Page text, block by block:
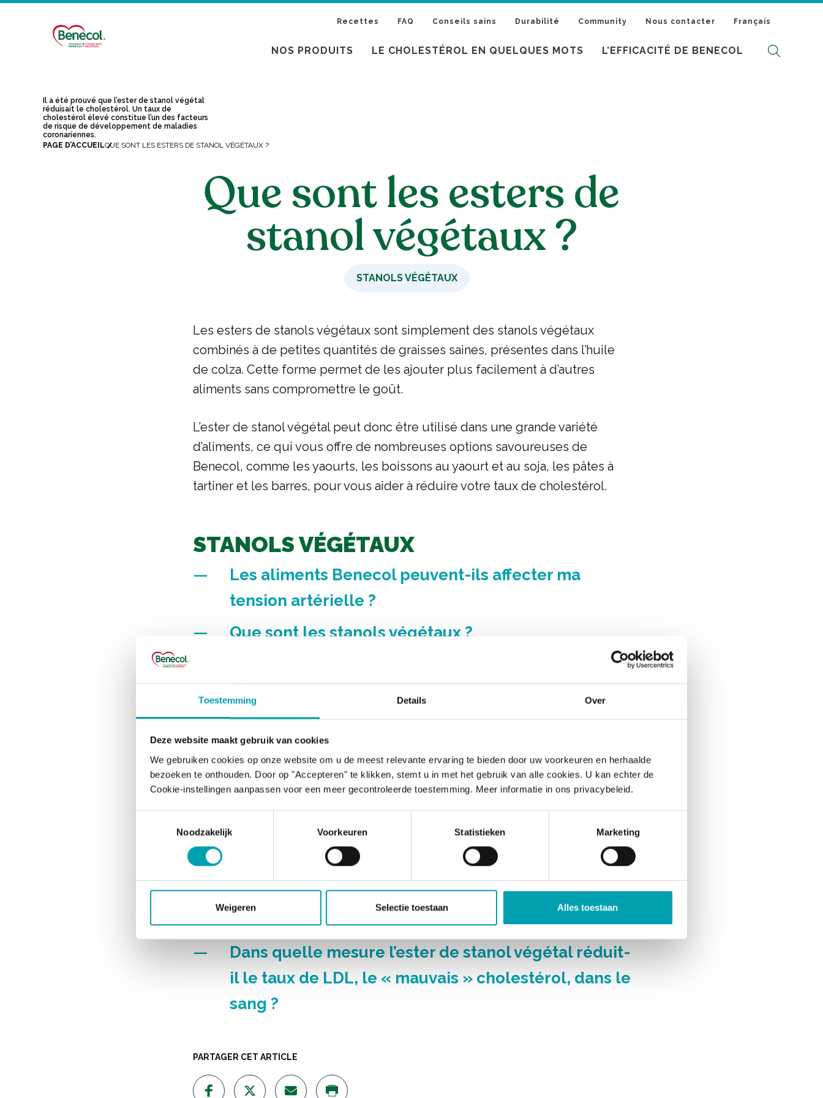
Toestemming Details Over
Deze website maakt gebruik van cookies
We gebruiken cookies op onze website om u de meest relevante ervaring te bieden door uw voorkeuren en herhaalde
bezoeken te onthouden. Door op "Accepteren" te klikken, stemt u in met het gebruik van alle cookies. U kan echter de
Cookie-instellingen aanpassen voor een meer gecontroleerde toestemming. Meer informatie in ons privacybeleid.
Noodzakelijk
Voorkeuren Statistieken Marketing
Weigeren Selectie toestaan Alles toestaan
Recettes FAQ Conseils sains Durabilité Community Nous contacter Français
Il a été prouvé que l’ester de stanol végétal
réduisait le cholestérol. Un taux de
cholestérol élevé constitue l’un des facteurs
de risque de développement de maladies
coronariennes.
NOS PRODUITS LE CHOLESTÉROL EN QUELQUES MOTS L’EFFICACITÉ DE BENECOL
PAGE D’ACCUEILQUE SONT LES ESTERS DE STANOL VÉGÉTAUX ?
Que sont les esters de
stanol végétaux ?
STANOLS VÉGÉTAUX
Les esters de stanols végétaux sont simplement des stanols végétaux
combinés à de petites quantités de graisses saines, présentes dans l’huile
de colza. Cette forme permet de les ajouter plus facilement à d’autres
aliments sans compromettre le goût.
L’ester de stanol végétal peut donc être utilisé dans une grande variété
d’aliments, ce qui vous offre de nombreuses options savoureuses de
Benecol, comme les yaourts, les boissons au yaourt et au soja, les pâtes à
tartiner et les barres, pour vous aider à réduire votre taux de cholestérol.
STANOLS VÉGÉTAUX
Les aliments Benecol peuvent-ils affecter ma
tension artérielle ?
Que sont les stanols végétaux ?
Ne puis-je pas obtenir suffisamment de stanols
végétaux dans mon alimentation quotidienne ?
Les stanols végétaux sont-ils absorbés par
l’organisme ?
L’ester de stanol végétal affecte-t-il l’absorption des
vitamines liposolubles ?
Existe-t-il une quantité minimale de stanols
végétaux à consommer pour réduire mon taux de
cholestérol ?
Dans quelle mesure l’ester de stanol végétal réduit-
il le taux de LDL, le « mauvais » cholestérol, dans le
sang ?
PARTAGER CET ARTICLE